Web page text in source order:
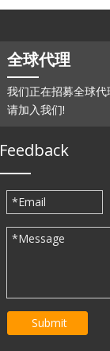
全球代理
我们正在招募全球代
请加入我们!
Feedback
Submit